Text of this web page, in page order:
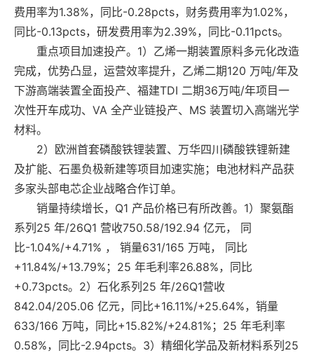
费用率为1.38%，同比-0.28pcts，财务费用率为1.02%，
同比-0.13pcts，研发费用率为2.39%，同比-0.11pcts。
重点项目加速投产。1）乙烯一期装置原料多元化改造
完成，优势凸显，运营效率提升，乙烯二期120 万吨/年及
下游高端装置全面投产、福建TDI 二期36万吨/年项目一
次性开车成功、VA 全产业链投产、MS 装置切入高端光学
材料。
2）欧洲首套磷酸铁锂装置、万华四川磷酸铁锂新建
及扩能、石墨负极新建等项目加速实施；电池材料产品获
多家头部电芯企业战略合作订单。
销量持续增长，Q1 产品价格已有所改善。1）聚氨酯
系列25 年/26Q1 营收750.58/192.94 亿元， 同
比-1.04%/+4.71% ， 销量631/165 万吨， 同比
+11.84%/+13.79%；25 年毛利率26.88%，同比
+0.73pcts。2）石化系列25 年/26Q1营收
842.04/205.06 亿元，同比+16.11%/+25.64%，销量
633/166 万吨，同比+15.82%/+24.81%；25 年毛利率
0.58%，同比-2.94pcts。3）精细化学品及新材料系列25